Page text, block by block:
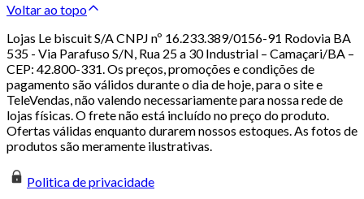
Voltar ao topo
Lojas Le biscuit S/A CNPJ nº 16.233.389/0156-91 Rodovia BA
535 - Via Parafuso S/N, Rua 25 a 30 Industrial – Camaçari/BA –
CEP: 42.800-331. Os preços, promoções e condições de
pagamento são válidos durante o dia de hoje, para o site e
TeleVendas, não valendo necessariamente para nossa rede de
lojas físicas. O frete não está incluído no preço do produto.
Ofertas válidas enquanto durarem nossos estoques. As fotos de
produtos são meramente ilustrativas.
Politica de privacidade